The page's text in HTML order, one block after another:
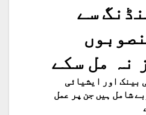
سے
467منصوبوں
نہ مل سکے
بینک اور ایشیائی
شامل ہیں جن پر عمل